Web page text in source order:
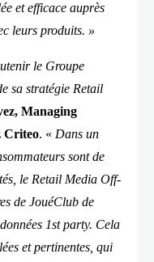
et efficace auprès
leurs produits. »
le Groupe
sa stratégie Retail
Managing
Criteo. « Dans un
sont de
le Retail Media Off-
de JouéClub de
1st party. Cela
et pertinentes, qui